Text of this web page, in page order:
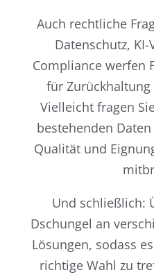
Auch rechtliche
Datenschutz,
Compliance werfen
für
Vielleicht fragen
bestehenden
Qualität und
Und schließlich:
Dschungel an
Lösungen, sodass
richtige Wahl zu